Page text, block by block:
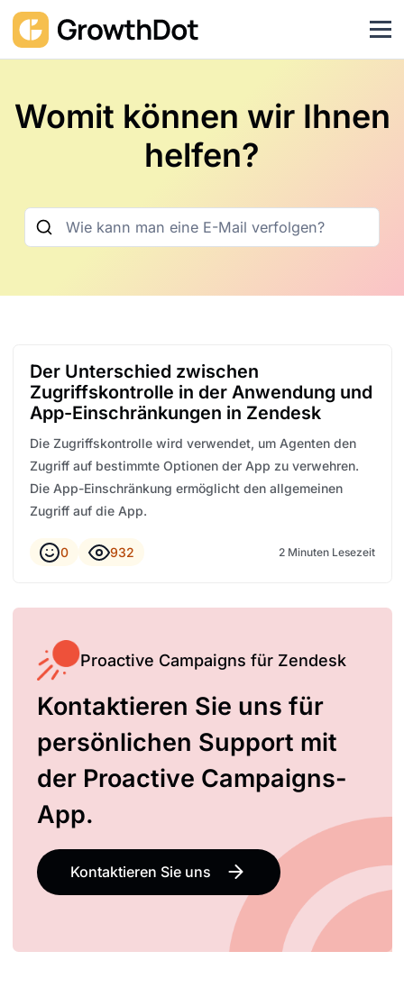
Womit können wir Ihnen
helfen?
Der Unterschied zwischen
Zugriffskontrolle in der Anwendung und
App-Einschränkungen in Zendesk
Die Zugriffskontrolle wird verwendet, um Agenten den
Zugriff auf bestimmte Optionen der App zu verwehren.
Die App-Einschränkung ermöglicht den allgemeinen
Zugriff auf die App.
0 932 2 Minuten Lesezeit
Proactive Campaigns für Zendesk
Kontaktieren Sie uns für
persönlichen Support mit
der Proactive Campaigns-
App.
Kontaktieren Sie uns